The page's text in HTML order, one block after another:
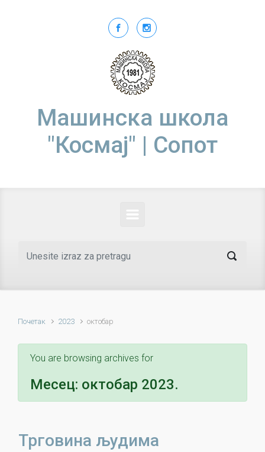
Машинска школа
"Космај" | Сопот
Почетак 2023 октобар
You are browsing archives for
Месец: октобар 2023.
Трговина људима